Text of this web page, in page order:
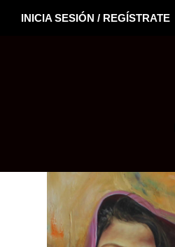
INICIA SESIÓN / REGÍSTRATE